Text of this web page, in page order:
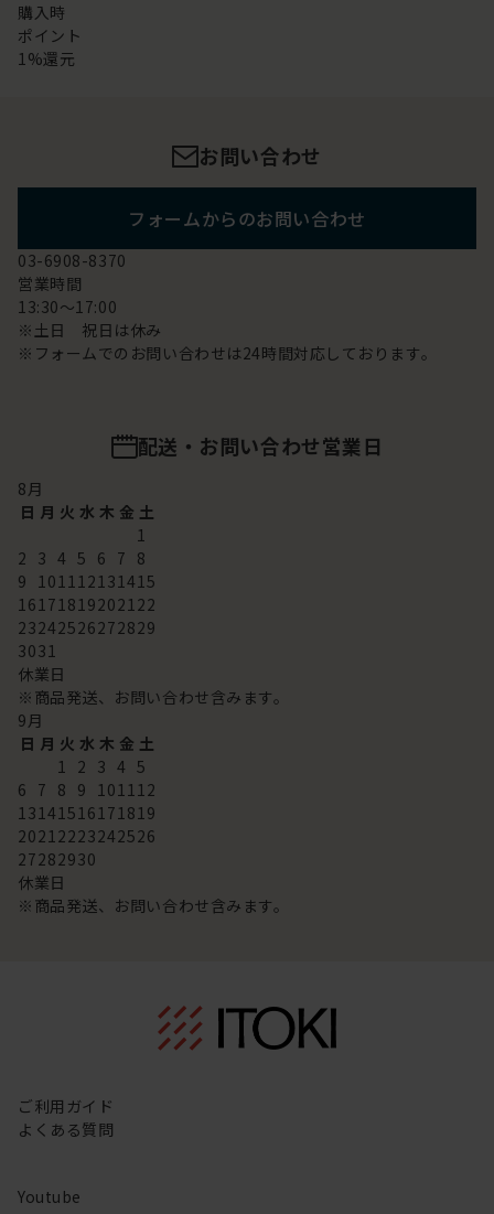
購入時
ポイント
1%還元
お問い合わせ
フォームからのお問い合わせ
03-6908-8370
営業時間
13:30～17:00
※土日 祝日は休み
※フォームでのお問い合わせは24時間対応しております。
配送・お問い合わせ営業日
8月
日 月 火 水 木 金 土
1
2 3 4 5 6 7 8
9 101112131415
16171819202122
23242526272829
3031
休業日
※商品発送、お問い合わせ含みます。
9月
日 月 火 水 木 金 土
1 2 3 4 5
6 7 8 9 101112
13141516171819
20212223242526
27282930
休業日
※商品発送、お問い合わせ含みます。
ご利用ガイド
よくある質問
Youtube